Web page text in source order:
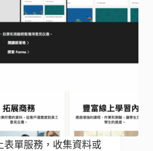
表單服務，收集資料或